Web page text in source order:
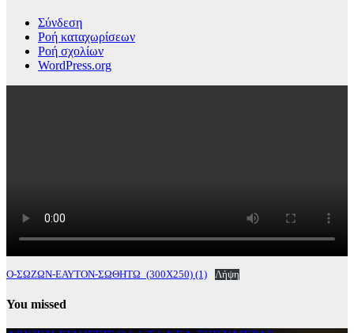
Σύνδεση
Ροή καταχωρίσεων
Ροή σχολίων
WordPress.org
Ο-ΣΩΖΩΝ-ΕΑΥΤΟΝ-ΣΩΘΗΤΩ_(300Χ250) (1) Λήψη
You missed